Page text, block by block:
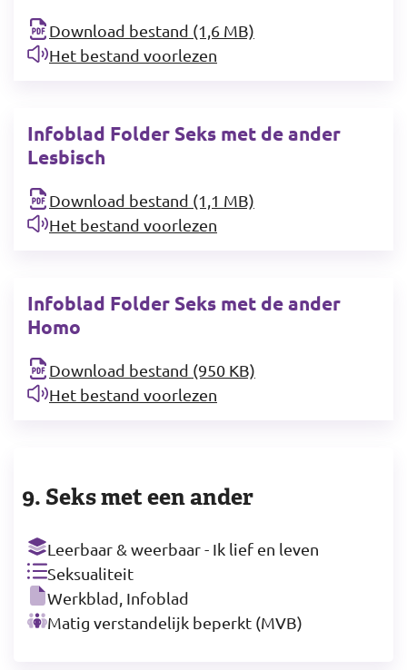
Download bestand (1,6 MB)
Het bestand voorlezen
Infoblad Folder Seks met de ander
Lesbisch
Download bestand (1,1 MB)
Het bestand voorlezen
Infoblad Folder Seks met de ander
Homo
Download bestand (950 KB)
Het bestand voorlezen
9. Seks met een ander
Leerbaar & weerbaar - Ik lief en leven
Seksualiteit
Werkblad, Infoblad
Matig verstandelijk beperkt (MVB)